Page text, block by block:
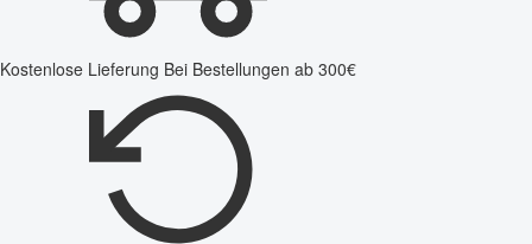
Kostenlose Lieferung Bei Bestellungen ab 300€